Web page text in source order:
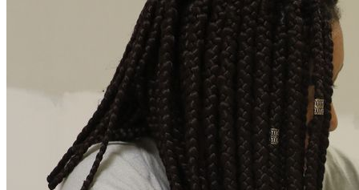
Agenda de Vestibulares
Panorama Econômico
Panorama Econômico
Para Sua Empresa
Anuncie no Portal
Verificar Empresa
Novo
Anunciar Vagas
Novo